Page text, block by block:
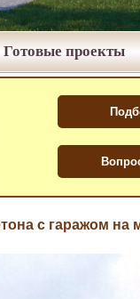
Готовые проекты
с гаражом на